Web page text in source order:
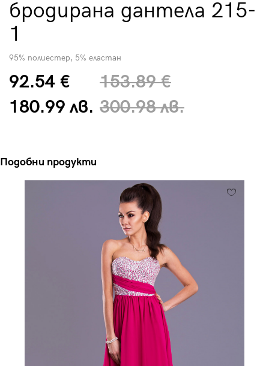
бродирана дантела 215-
1
95% полиестер, 5% еластан
92.54 €
180.99 лв.
153.89 €
300.98 лв.
Подобни продукти